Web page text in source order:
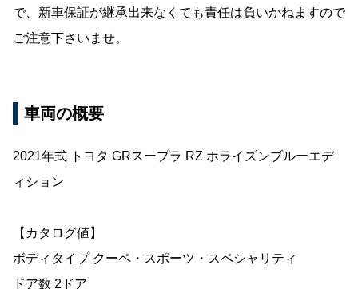
で、新車保証が継承出来なくても責任は負いかねますので
ご注意下さいませ。
車両の概要
2021年式 トヨタ GRスープラ RZ ホライズンブルーエデ
ィション
【カタログ値】
ボディタイプ クーペ・スポーツ・スペシャリティ
ドア数 2ドア